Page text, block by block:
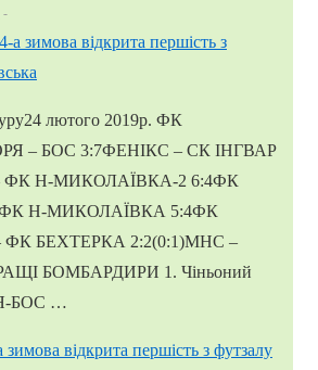
лютого 2019р. ФК
– БОС 3:7ФЕНІКС – СК ІНГВАР
ФК Н-МИКОЛАЇВКА-2 6:4ФК
Н-МИКОЛАЇВКА 5:4ФК
БЕХТЕРКА 2:2(0:1)МНС –
БОМБАРДИРИ 1. Чіньоний
БОС …
відкрита першість з футзалу